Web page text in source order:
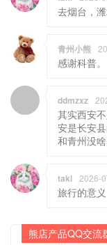
去烟台，
青州小熊
感谢科普。
ddmzxz
其实西安
安是长安
和青州没
taki 2026-
旅行的意
熊店产品QQ交流